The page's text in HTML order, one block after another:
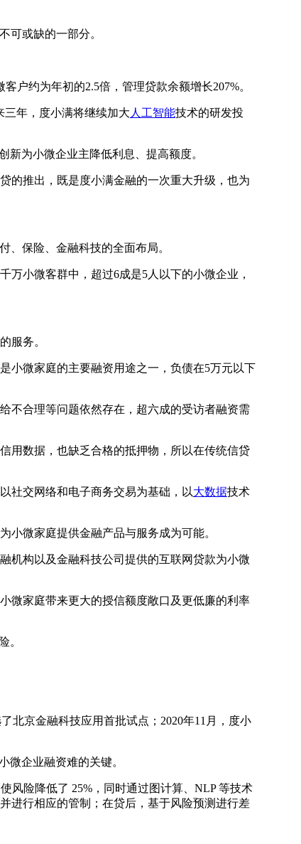
可或缺的一部分。
户约为年初的2.5倍，管理贷款余额增长207%。
三年，度小满将继续加大 人工智能技术的研发投
为小微企业主降低利息、提高额度。
的推出，既是度小满金融的一次重大升级，也为
、保险、金融科技的全面布局。
小微客群中，超过6成是5人以下的小微企业，
服务。
小微家庭的主要融资用途之一，负债在5万元以下
不合理等问题依然存在，超六成的受访者融资需
用数据，也缺乏合格的抵押物，所以在传统信贷
社交网络和电子商务交易为基础，以大数据技术
小微家庭提供金融产品与服务成为可能。
机构以及金融科技公司提供的互联网贷款为小微
微家庭带来更大的授信额度敞口及更低廉的利率
。
北京金融科技应用首批试点；2020年11月，度小
微企业融资难的关键。
风险降低了 25%，同时通过图计算、NLP 等技术
进行相应的管制；在贷后，基于风险预测进行差